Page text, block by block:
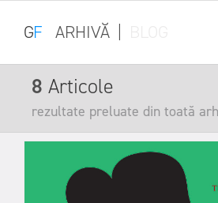
GF ARHIVĂ
8 Articole
rezultate preluate din toată